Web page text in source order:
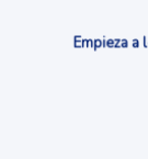
Empieza a